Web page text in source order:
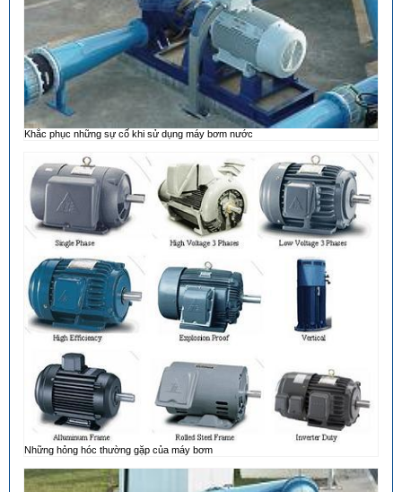
Khắc phục những sự cố khi sử dụng máy bơm nước
Những hỏng hóc thường gặp của máy bơm